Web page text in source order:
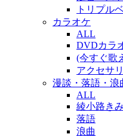
トリプル
カラオケ
ALL
DVDカラ
(今すぐ歌
アクセサリ
漫談・落語・浪
ALL
綾小路き
落語
浪曲